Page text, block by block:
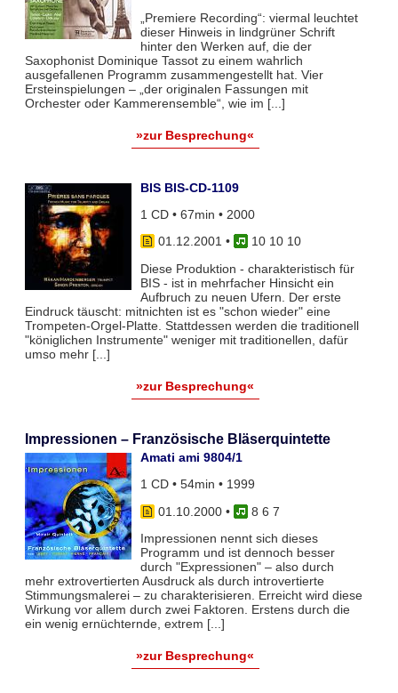
„Premiere Recording“: viermal leuchtet
dieser Hinweis in lindgrüner Schrift
hinter den Werken auf, die der
Saxophonist Dominique Tassot zu einem wahrlich
ausgefallenen Programm zusammengestellt hat. Vier
Ersteinspielungen – „der originalen Fassungen mit
Orchester oder Kammerensemble“, wie im [...]
»zur Besprechung«
BIS BIS-CD-1109
1 CD • 67min • 2000
01.12.2001 •
10 10 10
Diese Produktion - charakteristisch für
BIS - ist in mehrfacher Hinsicht ein
Aufbruch zu neuen Ufern. Der erste
Eindruck täuscht: mitnichten ist es "schon wieder" eine
Trompeten-Orgel-Platte. Stattdessen werden die traditionell
"königlichen Instrumente" weniger mit traditionellen, dafür
umso mehr [...]
»zur Besprechung«
Impressionen – Französische Bläserquintette
Amati ami 9804/1
1 CD • 54min • 1999
01.10.2000•
8 6 7
Impressionen nennt sich dieses
Programm und ist dennoch besser
durch "Expressionen" – also durch
mehr extrovertierten Ausdruck als durch introvertierte
Stimmungsmalerei – zu charakterisieren. Erreicht wird diese
Wirkung vor allem durch zwei Faktoren. Erstens durch die
ein wenig ernüchternde, extrem [...]
»zur Besprechung«